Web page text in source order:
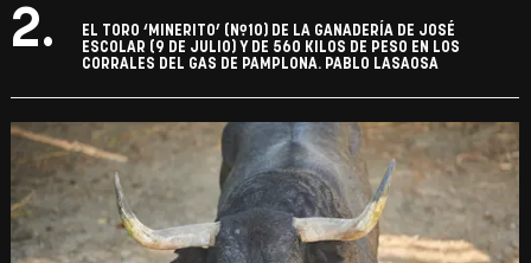
2.
EL TORO ‘MINERITO’ (Nº10) DE LA GANADERÍA DE JOSÉ
ESCOLAR (9 DE JULIO) Y DE 560 KILOS DE PESO EN LOS
CORRALES DEL GAS DE PAMPLONA. PABLO LASAOSA